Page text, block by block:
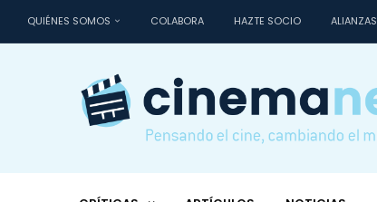
QUIÉNES SOMOS COLABORA HAZTE SOCIO ALIANZAS